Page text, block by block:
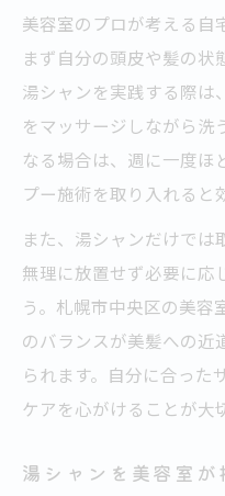
美容室のプロが考える自
まず自分の頭皮や髪の状
湯シャンを実践する際は
をマッサージしながら洗
なる場合は、週に一度ほ
プー施術を取り入れると
また、湯シャンだけでは
無理に放置せず必要に応
う。札幌市中央区の美容
のバランスが美髪への近
られます。自分に合った
ケアを心がけることが大
湯シャンを美容室